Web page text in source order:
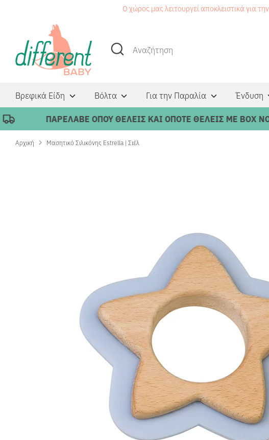
Ο χώρος μας λειτουργεί αποκλειστικά για
Αναζήτηση
Αναζήτηση
Βρεφικά Είδη Βόλτα Για την Παραλία Ένδυση
ΠΑΡΕΛΑΒΕ ΟΠΟΥ ΘΕΛΕΙΣ ΚΑΙ ΟΠΟΤΕ ΘΕΛΕΙΣ ΜΕ BOX NOW
Αρχική Μασητικό Σιλικόνης Estrella | Σιέλ